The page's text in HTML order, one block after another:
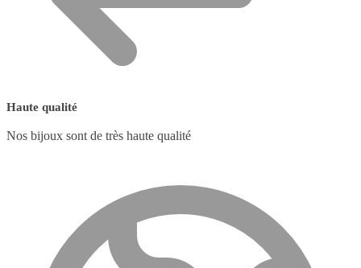
Haute qualité
Nos bijoux sont de très haute qualité